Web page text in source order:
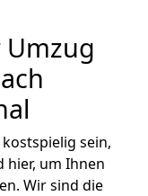
sein,
hier, um Ihnen
Wir sind die